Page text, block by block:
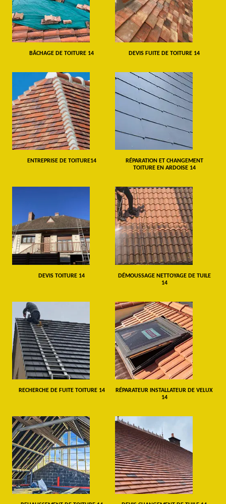
BÂCHAGE DE TOITURE 14 DEVIS FUITE DE TOITURE 14
ENTREPRISE DE TOITURE14
RÉPARATION ET CHANGEMENT
TOITURE EN ARDOISE 14
DEVIS TOITURE 14
DÉMOUSSAGE NETTOYAGE DE TUILE
14
RECHERCHE DE FUITE TOITURE 14
RÉPARATEUR INSTALLATEUR DE VELUX
14